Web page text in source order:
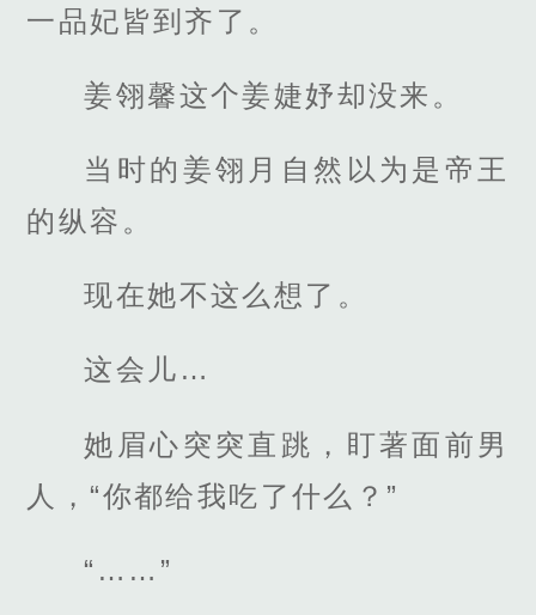
一品妃皆到齐了。
姜翎馨这个姜婕妤却没来。
当时的姜翎月自然以为是帝王
的纵容。
现在她不这么想了。
这会儿…
她眉心突突直跳，盯著面前男
人，“你都给我吃了什么？”
“……”